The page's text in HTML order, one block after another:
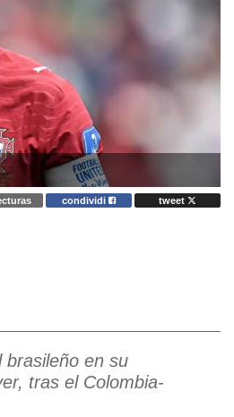
condividi tweet
brasileño en su
tras el Colombia-